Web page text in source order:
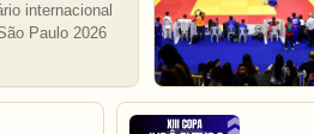
internacional
Paulo 2026